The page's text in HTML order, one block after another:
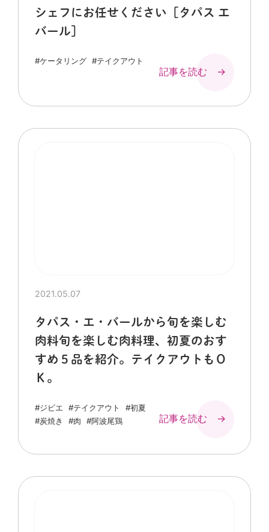
シェフにお任せください［タパス エ
バール］
#ケータリング #テイクアウト
記事を読む →
2021.05.07
タパス・エ・バールから旬を楽しむ
肉料旬を楽しむ肉料理、初夏のおす
すめ５品を紹介。テイクアウトもＯ
Ｋ。
#ジビエ #テイクアウト
#初夏
#炭焼き
#肉 #阿波尾鶏 記事を読む →